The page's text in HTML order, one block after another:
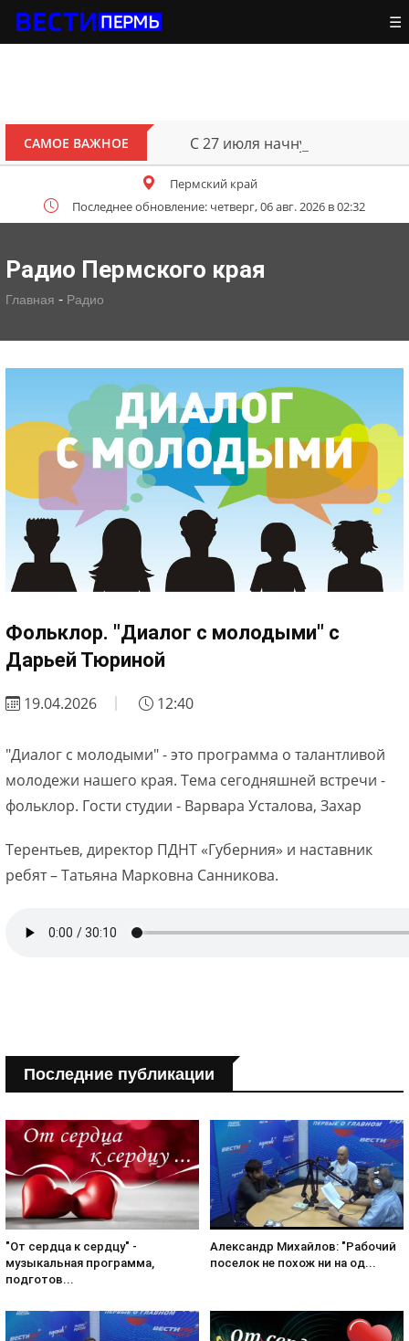
☰
САМОЕ ВАЖНОЕ С 27 июля начнут
Пермский край
Последнее обновление: четверг, 06 авг. 2026 в 02:32
Радио Пермского края
Главная - Радио
Фольклор. "Диалог с молодыми" с
Дарьей Тюриной
19.04.2026 12:40
"Диалог с молодыми" - это программа о талантливой
молодежи нашего края. Тема сегодняшней встречи -
фольклор. Гости студии - Варвара Усталова, Захар
Терентьев, директор ПДНТ «Губерния» и наставник
ребят – Татьяна Марковна Санникова.
Последние публикации
"От сердца к сердцу" -
музыкальная программа,
подготов...
Александр Михайлов: "Рабочий
поселок не похож ни на од...